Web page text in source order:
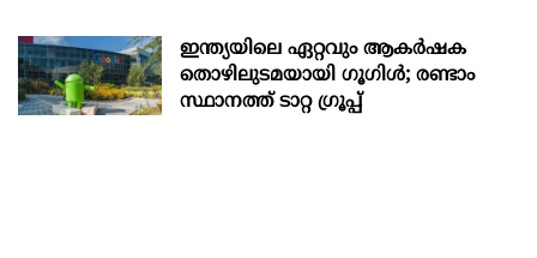
ഇന്ത്യയിലെ ഏറ്റവും ആകര്‍ഷക
തൊഴിലുടമയായി ഗൂഗിള്‍; രണ്ടാം
സ്ഥാനത്ത് ടാറ്റ ഗ്രൂപ്പ്